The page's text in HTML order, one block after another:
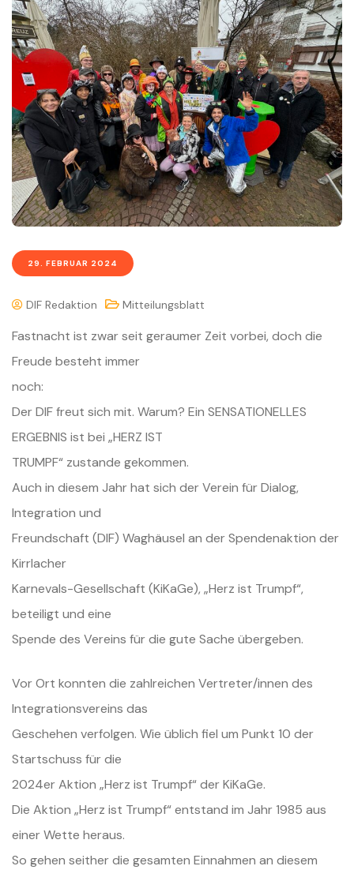
29. FEBRUAR 2024
DIF Redaktion Mitteilungsblatt
Fastnacht ist zwar seit geraumer Zeit vorbei, doch die
Freude besteht immer
noch:
Der DIF freut sich mit. Warum? Ein SENSATIONELLES
ERGEBNIS ist bei „HERZ IST
TRUMPF“ zustande gekommen.
Auch in diesem Jahr hat sich der Verein für Dialog,
Integration und
Freundschaft (DIF) Waghäusel an der Spendenaktion der
Kirrlacher
Karnevals-Gesellschaft (KiKaGe), „Herz ist Trumpf“,
beteiligt und eine
Spende des Vereins für die gute Sache übergeben.
Vor Ort konnten die zahlreichen Vertreter/innen des
Integrationsvereins das
Geschehen verfolgen. Wie üblich fiel um Punkt 10 der
Startschuss für die
2024er Aktion „Herz ist Trumpf“ der KiKaGe.
Die Aktion „Herz ist Trumpf“ entstand im Jahr 1985 aus
einer Wette heraus.
So gehen seither die gesamten Einnahmen an diesem